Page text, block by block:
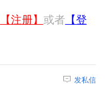
【注册】 或者 【登
发私信